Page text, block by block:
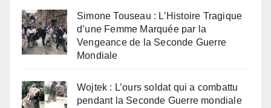
Simone Touseau : L’Histoire Tragique
d’une Femme Marquée par la
Vengeance de la Seconde Guerre
Mondiale
Wojtek : L’ours soldat qui a combattu
pendant la Seconde Guerre mondiale